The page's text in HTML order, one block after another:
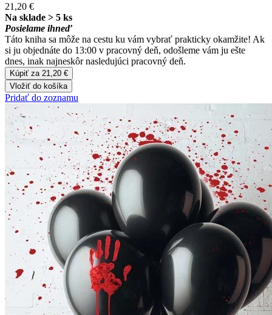
21,20 €
Na sklade > 5 ks
Posielame ihneď
Táto kniha sa môže na cestu ku vám vybrať prakticky okamžite! Ak
si ju objednáte do 13:00 v pracovný deň, odošleme vám ju ešte
dnes, inak najneskôr nasledujúci pracovný deň.
Kúpiť za 21,20 €
Vložiť do košíka
Pridať do zoznamu